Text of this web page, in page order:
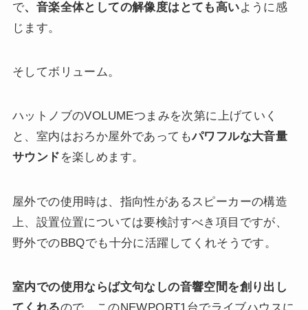
で、音楽全体としての解像度はとても高いように感
じます。
そしてボリューム。
ハットノブのVOLUMEつまみを次第に上げていく
と、室内はおろか屋外であってもパワフルな大音量
サウンド を楽しめます。
屋外での使用時は、指向性があるスピーカーの構造
上、設置位置については要検討すべき項目ですが、
野外でのBBQでも十分に活躍してくれそうです。
室内での使用ならば文句なしの音響空間を創り出し
てくれるので、このNEWPORT1台でライブハウスに